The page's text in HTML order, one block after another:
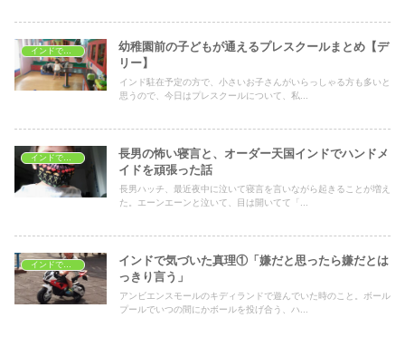
幼稚園前の子どもが通えるプレスクールまとめ【デ
リー】
インド駐在予定の方で、小さいお子さんがいらっしゃる方も多いと
思うので、今日はプレスクールについて、私...
長男の怖い寝言と、オーダー天国インドでハンドメ
イドを頑張った話
長男ハッチ、最近夜中に泣いて寝言を言いながら起きることが増え
た。エーンエーンと泣いて、目は開いてて「...
インドで気づいた真理①「嫌だと思ったら嫌だとは
っきり言う」
アンビエンスモールのキディランドで遊んでいた時のこと。ボール
プールでいつの間にかボールを投げ合う、ハ...